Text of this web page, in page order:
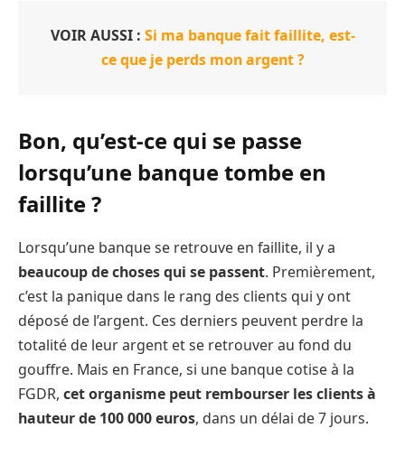
VOIR AUSSI : Si ma banque fait faillite, est-
ce que je perds mon argent ?
Bon, qu’est-ce qui se passe
lorsqu’une banque tombe en
faillite ?
Lorsqu’une banque se retrouve en faillite, il y a
beaucoup de choses qui se passent. Premièrement,
c’est la panique dans le rang des clients qui y ont
déposé de l’argent. Ces derniers peuvent perdre la
totalité de leur argent et se retrouver au fond du
gouffre. Mais en France, si une banque cotise à la
FGDR, cet organisme peut rembourser les clients à
hauteur de 100 000 euros, dans un délai de 7 jours.